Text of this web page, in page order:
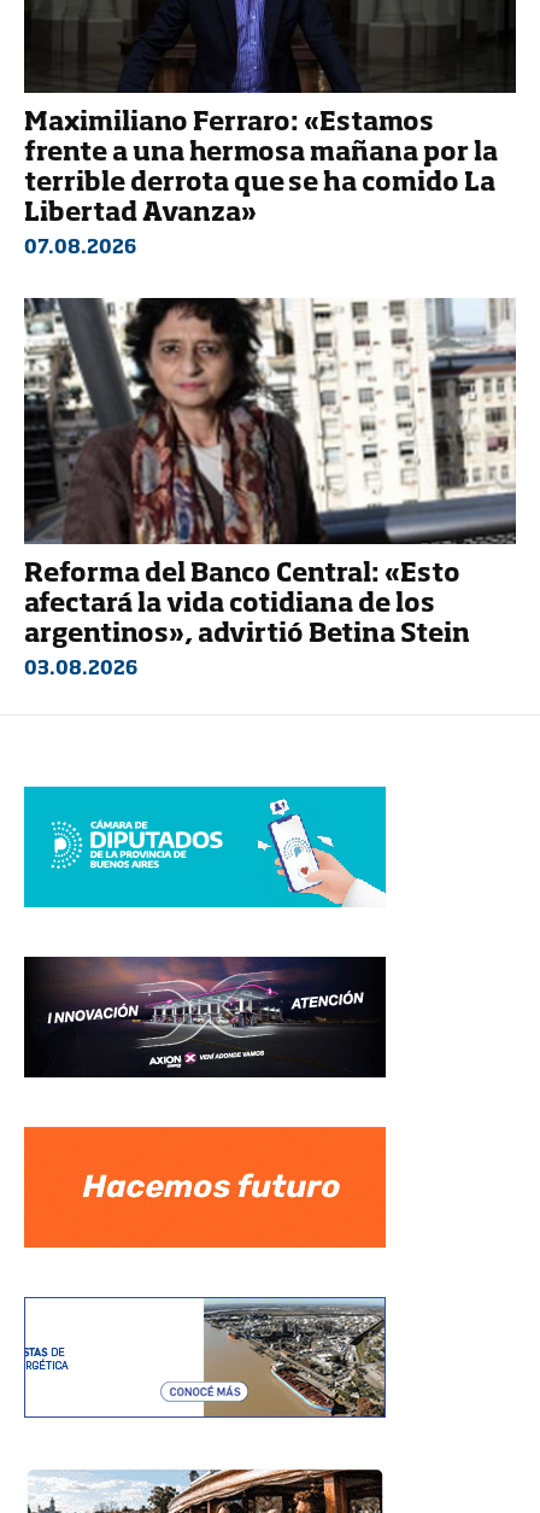
Maximiliano Ferraro: «Estamos
frente a una hermosa mañana por la
terrible derrota que se ha comido La
Libertad Avanza»
07.08.2026
Reforma del Banco Central: «Esto
afectará la vida cotidiana de los
argentinos», advirtió Betina Stein
03.08.2026